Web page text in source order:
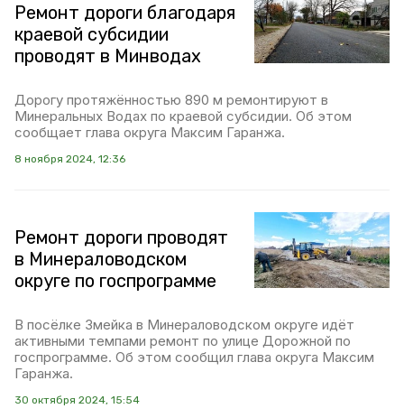
Ремонт дороги благодаря
краевой субсидии
проводят в Минводах
Дорогу протяжённостью 890 м ремонтируют в
Минеральных Водах по краевой субсидии. Об этом
сообщает глава округа Максим Гаранжа.
8 ноября 2024, 12:36
Ремонт дороги проводят
в Минераловодском
округе по госпрограмме
В посёлке Змейка в Минераловодском округе идёт
активными темпами ремонт по улице Дорожной по
госпрограмме. Об этом сообщил глава округа Максим
Гаранжа.
30 октября 2024, 15:54